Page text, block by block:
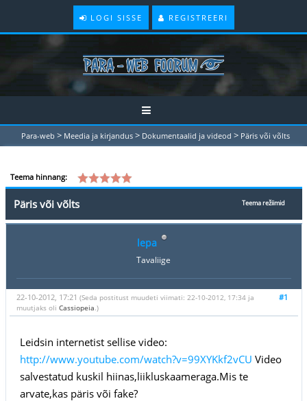
LOGI SISSE REGISTREERI
Para-web > Meedia ja kirjandus > Dokumentaalid ja videod > Päris või võlts
Teema hinnang:
Teema režiimid
Päris või võlts
lepa
Tavaliige
#1
22-10-2012, 17:21 (Seda postitust muudeti viimati: 22-10-2012, 17:34 ja
muutjaks oli Cassiopeia .)
Leidsin internetist sellise video:
http://www.youtube.com/watch?v=99XYKkf2vCU Video
salvestatud kuskil hiinas,liikluskaameraga.Mis te
arvate,kas päris või fake?